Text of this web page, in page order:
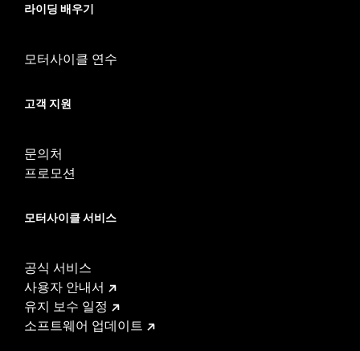
라이딩 배우기
모터사이클 연수
고객 지원
문의처
프로모션
모터사이클 서비스
공식 서비스
사용자 안내서
유지 보수 일정
소프트웨어 업데이트